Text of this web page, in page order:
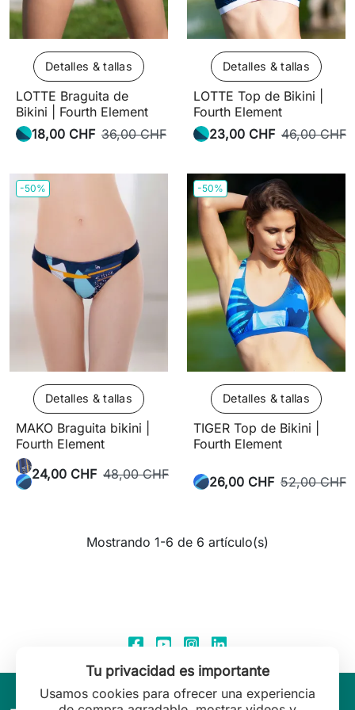
Detalles & tallas
LOTTE Braguita de
Bikini | Fourth Element
18,00 CHF 36,00 CHF
Detalles & tallas
LOTTE Top de Bikini |
Fourth Element
23,00 CHF 46,00 CHF
-50%
Detalles & tallas
MAKO Braguita bikini |
Fourth Element
24,00 CHF 48,00 CHF
-50%
Detalles & tallas
TIGER Top de Bikini |
Fourth Element
26,00 CHF 52,00 CHF
Mostrando 1-6 de 6 artículo(s)
Tu privacidad es importante
Usamos cookies para ofrecer una experiencia